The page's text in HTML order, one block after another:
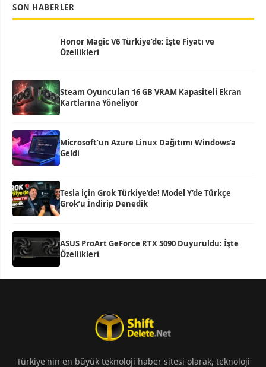
SON HABERLER
Honor Magic V6 Türkiye’de: İşte Fiyatı ve
Özellikleri
Steam Oyuncuları 16 GB VRAM Kapasiteli Ekran
Kartlarına Yöneliyor
Microsoft’un Azure Linux Dağıtımı Windows’a
Geldi
Tesla için Grok Türkiye’de! Model Y’de Türkçe
Grok’u İndirip Denedik
ASUS ProArt GeForce RTX 5090 Duyuruldu: İşte
Özellikleri
Türkiye'nin en büyük teknoloji haber sitesi olarak, teknoloji